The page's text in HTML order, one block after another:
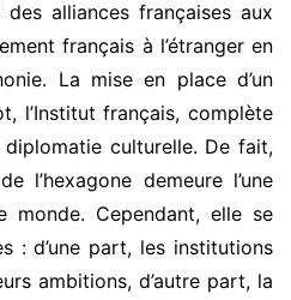
alliances françaises aux
français à l’étranger en
La mise en place d’un
l’Institut français, complète
culturelle. De fait,
l’hexagone demeure l’une
monde. Cependant, elle se
: d’une part, les institutions
ambitions, d’autre part, la